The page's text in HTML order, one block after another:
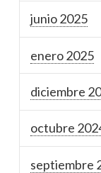
junio 2025
enero 2025
diciembre
octubre
septiembre